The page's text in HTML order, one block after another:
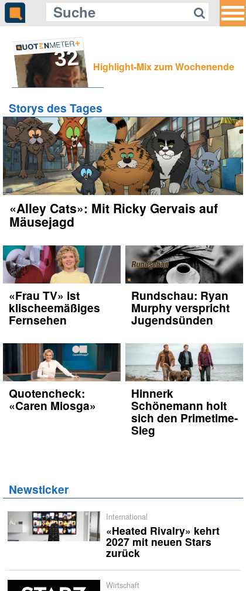
32 Highlight-Mix zum Wochenende
Storys des Tages
«Alley Cats»: Mit Ricky Gervais auf
Mäusejagd
«Frau TV» ist
klischeemäßiges
Fernsehen
Rundschau: Ryan
Murphy verspricht
Jugendsünden
Quotencheck:
«Caren Miosga»
Hinnerk
Schönemann holt
sich den Primetime-
Sieg
Newsticker
International
«Heated Rivalry» kehrt
2027 mit neuen Stars
zurück
Wirtschaft